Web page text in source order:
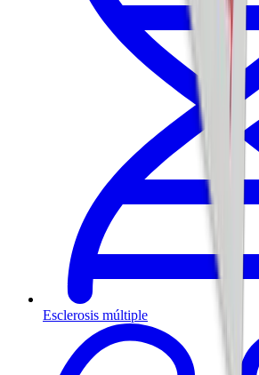
Esclerosis múltiple